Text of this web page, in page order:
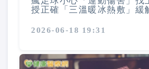
授正確「三溫暖冰熱敷」緩
2026-06-18 19:31